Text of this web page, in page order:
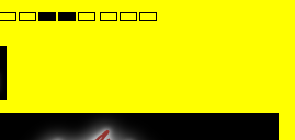
Default
NightHighHighHighSetSetSet